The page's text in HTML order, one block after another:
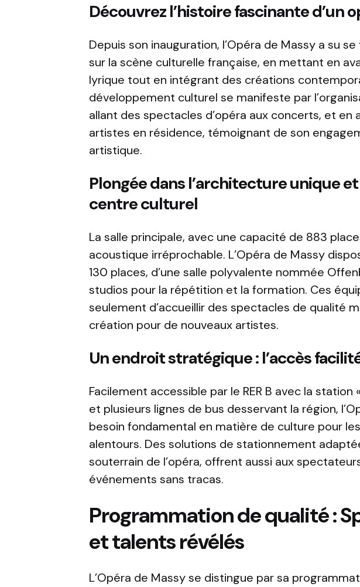
Découvrez l’histoire fascinante d’un
Depuis son inauguration, l’Opéra de Massy a su
sur la scène culturelle française, en mettant en
lyrique tout en intégrant des créations
développement culturel se manifeste par
allant des spectacles d’opéra aux concerts, et en
artistes en résidence, témoignant de son
artistique.
Plongée dans l’architecture unique
centre culturel
La salle principale, avec une capacité de 883
acoustique irréprochable. L’Opéra de Massy
130 places, d’une salle polyvalente nommée
studios pour la répétition et la formation. Ces
seulement d’accueillir des spectacles de qualité
création pour de nouveaux artistes.
Un endroit stratégique : l’accès
Facilement accessible par le RER B avec la
et plusieurs lignes de bus desservant la région,
besoin fondamental en matière de culture pour
alentours. Des solutions de stationnement
souterrain de l’opéra, offrent aussi aux
événements sans tracas.
Programmation de qualité :
et talents révélés
L’Opéra de Massy se distingue par sa